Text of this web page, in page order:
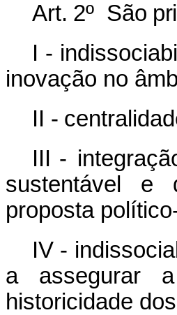
Art. 2º São
I -
inovação no
II -
III -
sustentável
e
proposta
IV -
a assegurar
historicidade